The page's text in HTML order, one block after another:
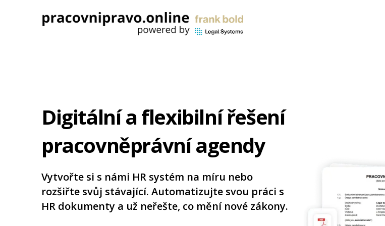
Digitální a flexibilní řešení
pracovněprávní agendy
Vytvořte si s námi HR systém na míru nebo
rozšiřte svůj stávající. Automatizujte svou práci s
HR dokumenty a už neřešte, co mění nové zákony.